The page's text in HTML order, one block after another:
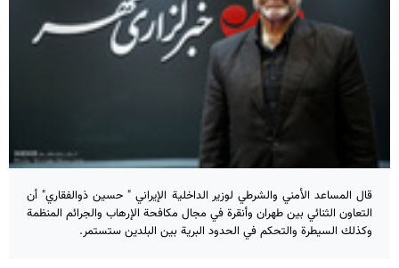
قال المساعد الأمني والشرطي لوزير الداخلية الإيراني " حسين ذوالفقاري" أن
التعاون الثنائي بين طهران وأنقرة في مجال مكافحة الإرهاب والجرائم المنظمة
وكذلك السيطرة والتحكم في الحدود البرية بين البلدين ستستمر.